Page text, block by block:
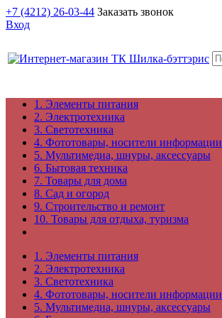
+7 (4212) 26-03-44 Заказать звонок
Вход
1. Элементы питания
2. Электротехника
3. Светотехника
4. Фототовары, носители информации
5. Мультимедиа, шнуры, аксессуары
6. Бытовая техника
7. Товары для дома
8. Сад и огород
9. Строительство и ремонт
10. Товары для отдыха, туризма
1. Элементы питания
2. Электротехника
3. Светотехника
4. Фототовары, носители информации
5. Мультимедиа, шнуры, аксессуары